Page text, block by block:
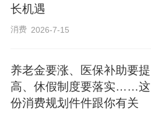
长机遇
消费 2026-7-15
养老金要涨、医保补助要提
高、休假制度要落实……这
份消费规划件件跟你有关